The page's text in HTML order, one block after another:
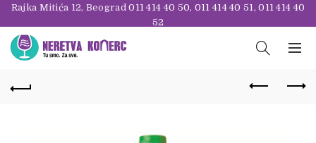
Rajka Mitića 12, Beograd011 414 40 50, 011 414 40 51,011 414 40
52